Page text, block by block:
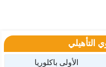
التأهيلي
الأولى باكلوريا